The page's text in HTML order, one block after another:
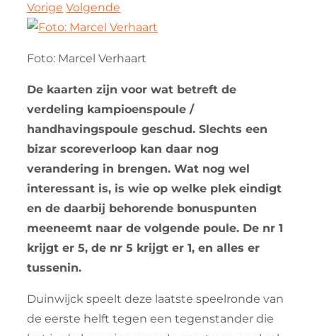
Vorige Volgende
Foto: Marcel Verhaart
De kaarten zijn voor wat betreft de
verdeling kampioenspoule /
handhavingspoule geschud. Slechts een
bizar scoreverloop kan daar nog
verandering in brengen. Wat nog wel
interessant is, is wie op welke plek eindigt
en de daarbij behorende bonuspunten
meeneemt naar de volgende poule. De nr 1
krijgt er 5, de nr 5 krijgt er 1, en alles er
tussenin.
Duinwijck speelt deze laatste speelronde van
de eerste helft tegen een tegenstander die